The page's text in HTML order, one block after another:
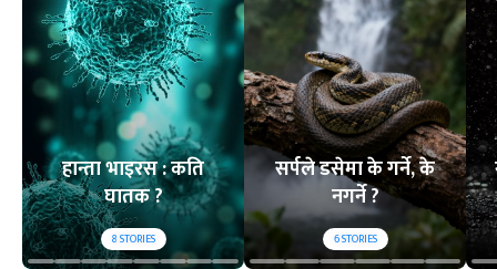
हान्ता भाइरस : कति
घातक ?
8STORIES
सर्पले डसेमा के गर्ने, के
नगर्ने ?
6STORIES